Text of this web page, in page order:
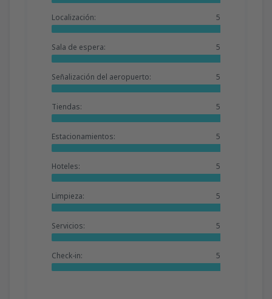
Localización: 5
Sala de espera: 5
Señalización del aeropuerto: 5
Tiendas: 5
Estacionamientos: 5
Hoteles: 5
Limpieza: 5
Servicios: 5
Check-in: 5